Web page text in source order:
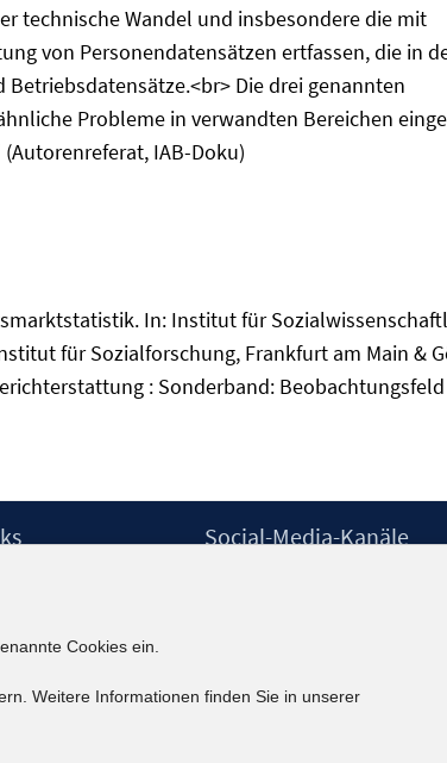
technische Wandel und insbesondere die mit
von Personendatensätzen ertfassen, die in
Die drei genannten
Probleme in verwandten Bereichen
IAB-Doku)
In: Institut für
für Sozialforschung, Frankfurt am Main &
: Sonderband: Beobachtungsfeld
Social-Media-Kanäle
kununu
Cookies ein.
Weitere Informationen finden Sie in unserer